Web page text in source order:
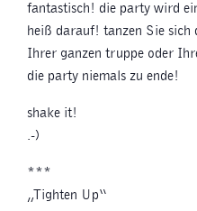
fantastisch! die party wird
heiß darauf! tanzen Sie sich
Ihrer ganzen truppe oder
die party niemals zu ende!
shake it!
.-)
***
„Tighten Up“